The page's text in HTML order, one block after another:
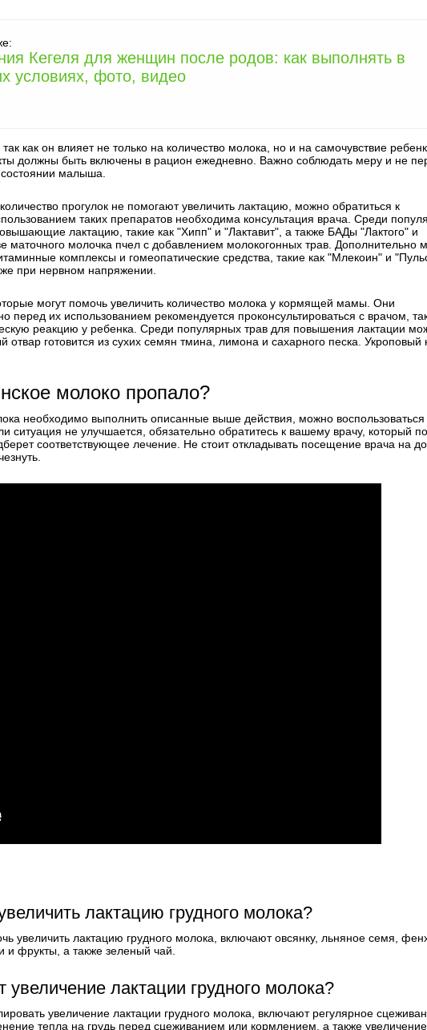
Кегеля для женщин после родов: как выполнять в
условиях, фото, видео
как он влияет не только на количество молока, но и на самочувствие
должны быть включены в рацион ежедневно. Важно соблюдать меру и не
состоянии малыша.
прогулок не помогают увеличить лактацию, можно обратиться к
таких препаратов необходима консультация врача. Среди
лактацию, такие как "Хипп" и "Лактавит", а также БАДы "Лактого" и
маточного молочка пчел с добавлением молокогонных трав. Дополнительно
комплексы и гомеопатические средства, такие как "Млекоин" и
при нервном напряжении.
могут помочь увеличить количество молока у кормящей мамы. Они
их использованием рекомендуется проконсультироваться с врачом,
реакцию у ребенка. Среди популярных трав для повышения лактации
готовится из сухих семян тмина, лимона и сахарного песка. Укроповый
молоко пропало?
необходимо выполнить описанные выше действия, можно воспользоваться
не улучшается, обязательно обратитесь к вашему врачу, который
соответствующее лечение. Не стоит откладывать посещение врача на
лактацию грудного молока?
увеличить лактацию грудного молока, включают овсянку, льняное семя,
фрукты, а также зеленый чай.
лактации грудного молока?
увеличение лактации грудного молока, включают регулярное
тепла на грудь перед сцеживанием или кормлением, а также увеличение